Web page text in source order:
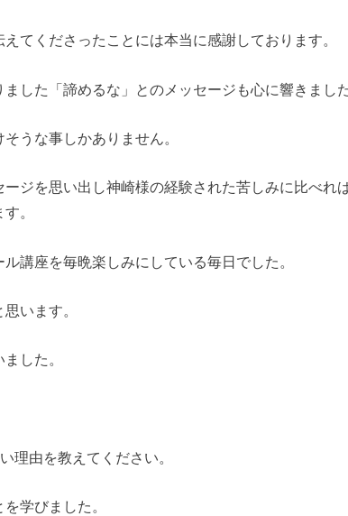
えてくださったことには本当に感謝しております。
した「諦めるな」とのメッセージも心に響きました
うな事しかありません。
ジを思い出し神崎様の経験された苦しみに比べれ
。
講座を毎晩楽しみにしている毎日でした。
います。
した。
理由を教えてください。
学びました。